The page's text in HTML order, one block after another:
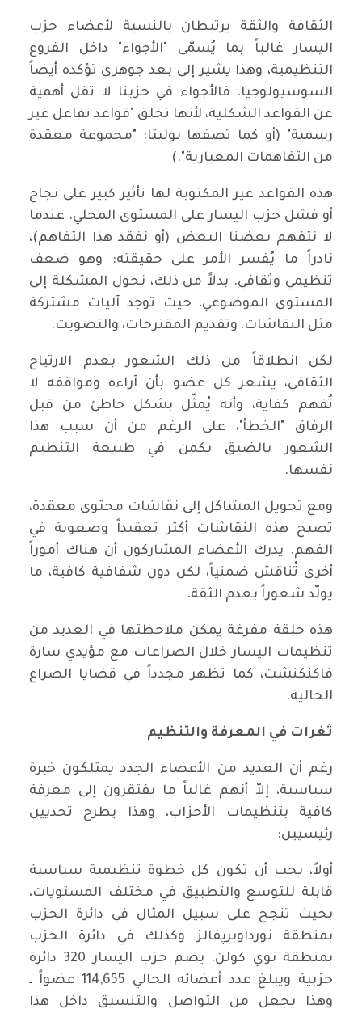
الثقافة والثقة يرتبطان بالنسبة لأعضاء حزب
اليسار غالباً بما يُسمّى "الأجواء" داخل الفروع
التنظيمية، وهذا يشير إلى بعد جوهري تؤكده أيضاً
السوسيولوجيا. فالأجواء في حزبنا لا تقل أهمية
عن القواعد الشكلية، لأنها تخلق "قواعد تفاعل غير
رسمية" (أو كما تصفها بوليتا: "مجموعة معقدة
من التفاهمات المعيارية".)
هذه القواعد غير المكتوبة لها تأثير كبير على نجاح
أو فشل حزب اليسار على المستوى المحلي. عندما
لا نتفهم بعضنا البعض (أو نفقد هذا التفاهم)،
نادراً ما يُفسر الأمر على حقيقته: وهو ضعف
تنظيمي وثقافي. بدلاً من ذلك، نحول المشكلة إلى
المستوى الموضوعي، حيث توجد آليات مشتركة
مثل النقاشات، وتقديم المقترحات، والتصويت.
لكن انطلاقاً من ذلك الشعور بعدم الارتياح
الثقافي، يشعر كل عضو بأن آراءه ومواقفه لا
تُفهم كفاية، وأنه يُمثّل بشكل خاطئ من قبل
الرفاق "الخطأ"، على الرغم من أن سبب هذا
الشعور بالضيق يكمن في طبيعة التنظيم
نفسها.
ومع تحويل المشاكل إلى نقاشات محتوى معقدة،
تصبح هذه النقاشات أكثر تعقيداً وصعوبة في
الفهم. يدرك الأعضاء المشاركون أن هناك أموراً
أخرى تُناقش ضمنياً، لكن دون شفافية كافية، ما
يولّد شعوراً بعدم الثقة.
هذه حلقة مفرغة يمكن ملاحظتها في العديد من
تنظيمات اليسار خلال الصراعات مع مؤيدي سارة
فاكنكنشت، كما تظهر مجدداً في قضايا الصراع
الحالية.
ثغرات في المعرفة والتنظيم
رغم أن العديد من الأعضاء الجدد يمتلكون خبرة
سياسية، إلاّ أنهم غالباً ما يفتقرون إلى معرفة
كافية بتنظيمات الأحزاب، وهذا يطرح تحديين
رئيسيين:
أولاً، يجب أن تكون كل خطوة تنظيمية سياسية
قابلة للتوسع والتطبيق في مختلف المستويات،
بحيث تنجح على سبيل المثال في دائرة الحزب
بمنطقة نورداوبرپفالز وكذلك في دائرة الحزب
بمنطقة نوي كولن. يضم حزب اليسار 320 دائرة
حزبية ويبلغ عدد أعضائه الحالي 114,655 عضواً ـ
وهذا يجعل من التواصل والتنسيق داخل هذا